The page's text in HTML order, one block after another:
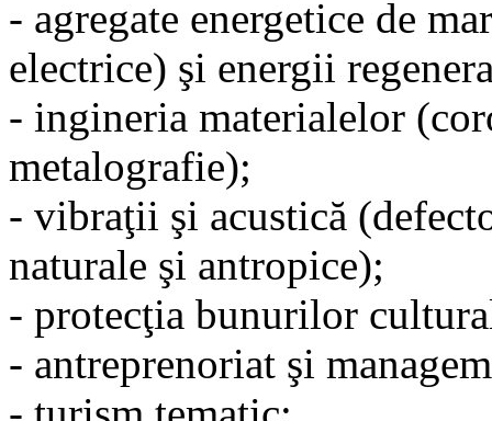
- agregate energetice de
electrice) şi energii
- ingineria materialelor
metalografie);
- vibraţii şi acustică
naturale şi antropice);
- protecţia bunurilor
- antreprenoriat şi